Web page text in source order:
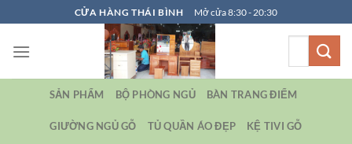
qua
nội
CỬA HÀNG THÁI BÌNH Mở cửa 8:30 - 20:30
SẢN PHẨM BỘ PHÒNG NGỦ BÀN TRANG ĐIỂM
GIƯỜNG NGỦ GỖ TỦ QUẦN ÁO ĐẸP KỆ TIVI GỖ